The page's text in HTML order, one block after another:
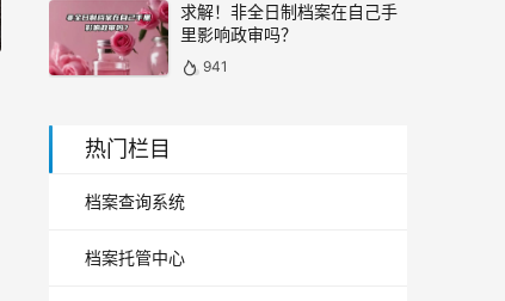
求解！非全日制档案在自己手
里影响政审吗？
941
热门栏目
档案查询系统
档案托管中心